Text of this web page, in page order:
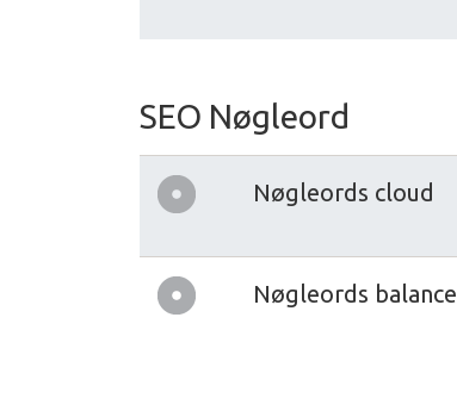
SEO Nøgleord
Nøgleords cloud
Nøgleords balance